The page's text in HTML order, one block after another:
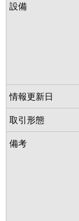
設備
情報更新日
取引形態
備考